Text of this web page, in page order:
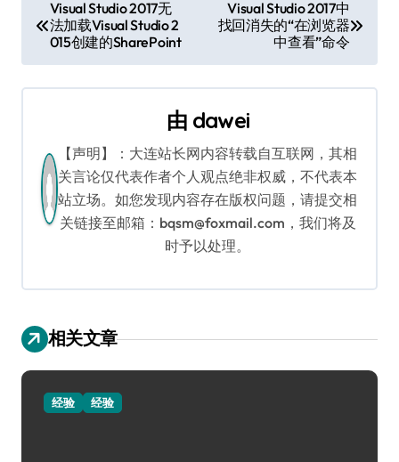
章
导
Visual Studio 2017无
法加载Visual Studio 2
015创建的SharePoint
Visual Studio 2017中
找回消失的“在浏览器
中查看”命令
由 dawei
【声明】：大连站长网内容转载自互联网，其相
关言论仅代表作者个人观点绝非权威，不代表本
站立场。如您发现内容存在版权问题，请提交相
关链接至邮箱：bqsm@foxmail.com，我们将及
时予以处理。
相关文章
经验 经验